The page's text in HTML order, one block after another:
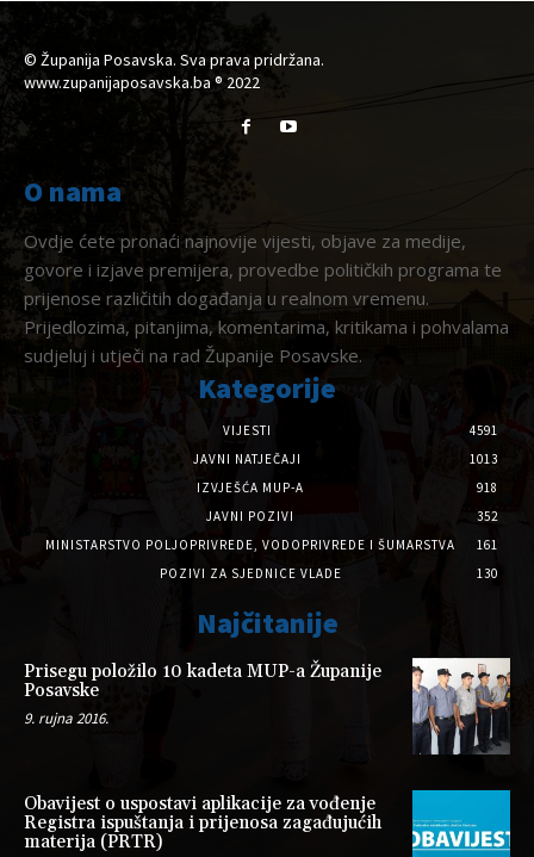
© Županija Posavska. Sva prava pridržana.
www.zupanijaposavska.ba ® 2022
O nama
Ovdje ćete pronaći najnovije vijesti, objave za medije,
govore i izjave premijera, provedbe političkih programa te
prijenose različitih događanja u realnom vremenu.
Prijedlozima, pitanjima, komentarima, kritikama i pohvalama
sudjeluj i utječi na rad Županije Posavske.
Kategorije
VIJESTI
4591
JAVNI NATJEČAJI
1013
IZVJEŠĆA MUP-A
918
JAVNI POZIVI
352
MINISTARSTVO POLJOPRIVREDE, VODOPRIVREDE I ŠUMARSTVA
161
POZIVI ZA SJEDNICE VLADE
130
Najčitanije
Prisegu položilo 10 kadeta MUP-a Županije
Posavske
9. rujna 2016.
Obavijest o uspostavi aplikacije za vođenje
Registra ispuštanja i prijenosa zagađujućih
materija (PRTR)